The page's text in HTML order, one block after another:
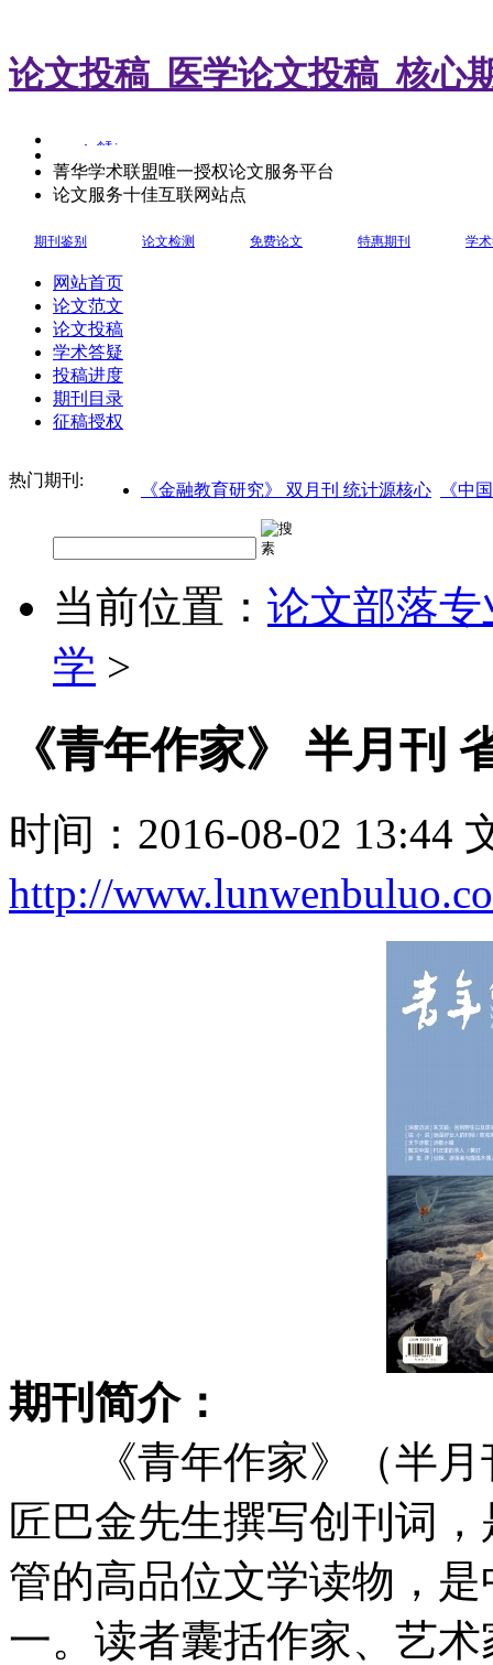
论文投稿_医学论文投稿_核心
菁华学术联盟唯一授权论文服务平台
论文服务十佳互联网站点
期刊鉴别 论文检测 免费论文 特惠期刊 学
网站首页
论文范文
论文投稿
学术答疑
投稿进度
期刊目录
征稿授权
热门期刊:
《金融教育研究》 双月刊 统计源核心 《中
当前位置： 论文部落
学 >
《青年作家》 半月刊
时间：2016-08-02 13:44
http://
期刊简介：
《青年作家》（半月
匠巴金先生撰写创刊词
管的高品位文学读物，
一。读者囊括作家、艺